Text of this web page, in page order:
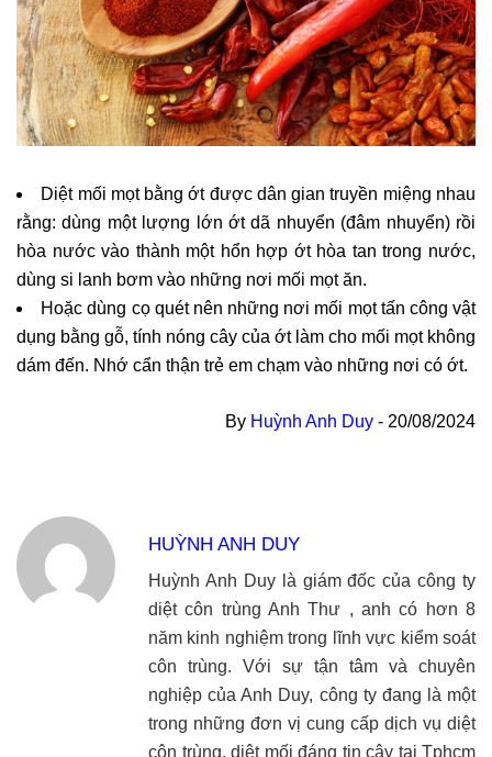
Diệt mối mọt bằng ớt được dân gian truyền miệng nhau
rằng: dùng một lượng lớn ớt dã nhuyển (đâm nhuyển) rồi
hòa nước vào thành một hổn hợp ớt hòa tan trong nước,
dùng si lanh bơm vào những nơi mối mọt ăn.
Hoặc dùng cọ quét nên những nơi mối mọt tấn công vật
dụng bằng gỗ, tính nóng cây của ớt làm cho mối mọt không
dám đến. Nhớ cẩn thận trẻ em chạm vào những nơi có ớt.
By Huỳnh Anh Duy - 20/08/2024
HUỲNH ANH DUY
Huỳnh Anh Duy là giám đốc của công ty
diệt côn trùng Anh Thư , anh có hơn 8
năm kinh nghiệm trong lĩnh vực kiểm soát
côn trùng. Với sự tận tâm và chuyên
nghiệp của Anh Duy, công ty đang là một
trong những đơn vị cung cấp dịch vụ diệt
côn trùng, diệt mối đáng tin cậy tại Tphcm